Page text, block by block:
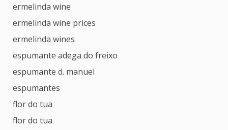
ermelinda wine
ermelinda wine prices
ermelinda wines
espumante adega do freixo
espumante d. manuel
espumantes
flor do tua
flor do tua